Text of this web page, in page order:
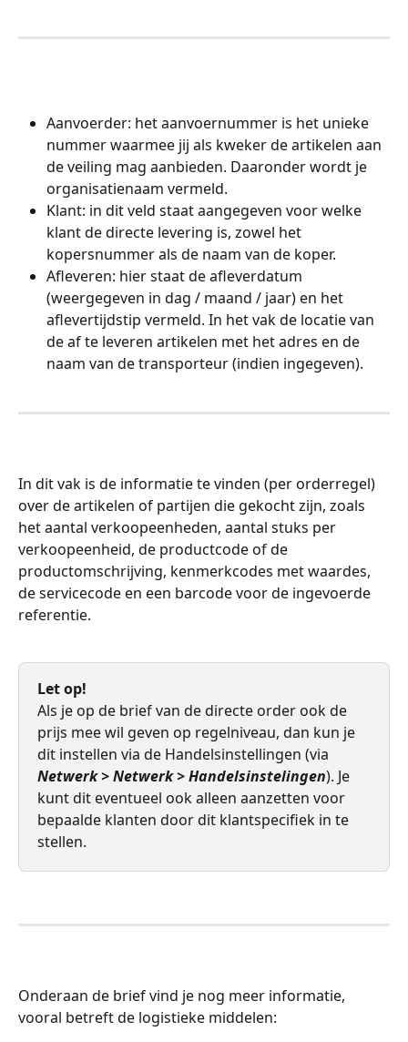
Aanvoerder: het aanvoernummer is het unieke
nummer waarmee jij als kweker de artikelen aan
de veiling mag aanbieden. Daaronder wordt je
organisatienaam vermeld.
Klant: in dit veld staat aangegeven voor welke
klant de directe levering is, zowel het
kopersnummer als de naam van de koper.
Afleveren: hier staat de afleverdatum
(weergegeven in dag / maand / jaar) en het
aflevertijdstip vermeld. In het vak de locatie van
de af te leveren artikelen met het adres en de
naam van de transporteur (indien ingegeven).
In dit vak is de informatie te vinden (per orderregel)
over de artikelen of partijen die gekocht zijn, zoals
het aantal verkoopeenheden, aantal stuks per
verkoopeenheid, de productcode of de
productomschrijving, kenmerkcodes met waardes,
de servicecode en een barcode voor de ingevoerde
referentie.
Let op!
Als je op de brief van de directe order ook de
prijs mee wil geven op regelniveau, dan kun je
dit instellen via de Handelsinstellingen (via
Netwerk > Netwerk > Handelsinstelingen). Je
kunt dit eventueel ook alleen aanzetten voor
bepaalde klanten door dit klantspecifiek in te
stellen.
Onderaan de brief vind je nog meer informatie,
vooral betreft de logistieke middelen: